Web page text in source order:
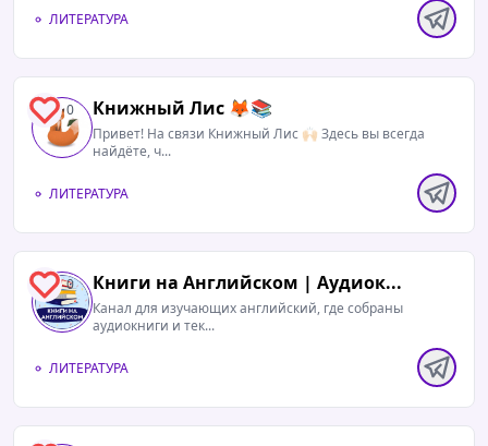
ЛИТЕРАТУРА
0 Книжный Лис 🦊📚
Привет! На связи Книжный Лис 🙌🏻 Здесь вы всегда
найдёте, ч...
ЛИТЕРАТУРА
0 Книги на Английском | Аудиок...
Канал для изучающих английский, где собраны
аудиокниги и тек...
ЛИТЕРАТУРА